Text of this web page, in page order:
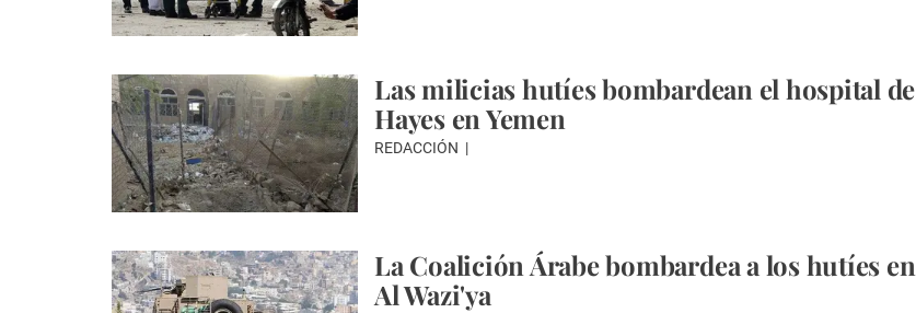
Las milicias hutíes bombardean el hospital de
Hayes en Yemen
REDACCIÓN
La Coalición Árabe bombardea a los hutíes en
Al Wazi'ya